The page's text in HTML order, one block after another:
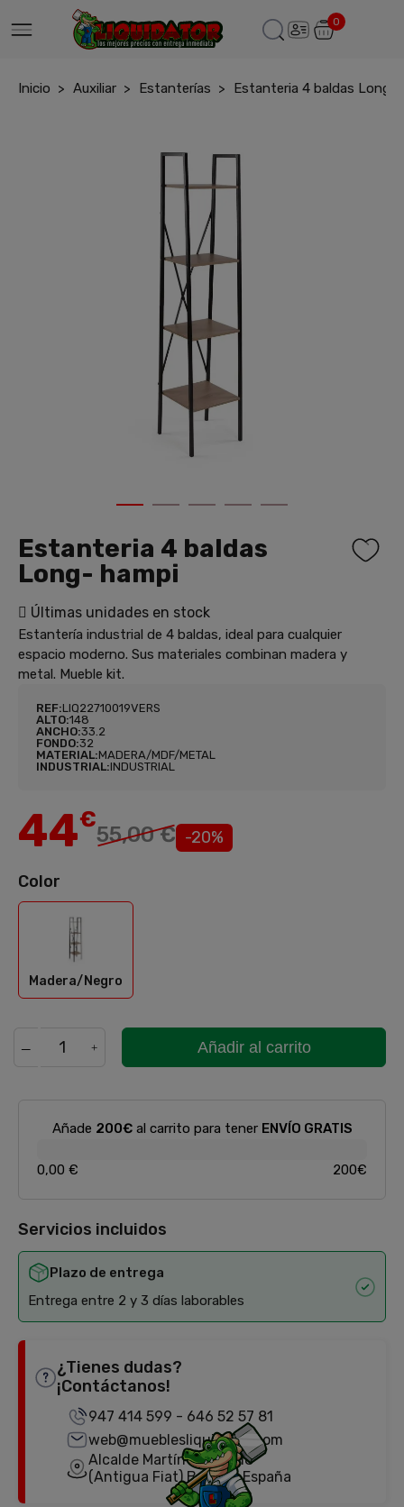
0
Inicio Auxiliar Estanterías Estanteria 4 baldas Long-
Estanteria 4 baldas
Long- hampi
Últimas unidades en stock
Estantería industrial de 4 baldas, ideal para cualquier
espacio moderno. Sus materiales combinan madera y
metal. Mueble kit.
REF:LIQ22710019VERS
ALTO:148
ANCHO:33.2
FONDO:32
MATERIAL:MADERA/MDF/METAL
INDUSTRIAL:INDUSTRIAL
44€
55,00 € -20%
Color
Madera/Negro
Madera/Negro
Añadir al carrito
Añade 200€al carrito para tener ENVÍO GRATIS
0,00 € 200€
Servicios incluidos
Plazo de entrega
Entrega entre 2 y 3 días laborables
¿Tienes dudas?
¡Contáctanos!
947 414 599 - 646 52 57 81
web@mueblesliquidator.com
Alcalde Martín Cobos, 18
(Antigua Fiat) Burgos, España